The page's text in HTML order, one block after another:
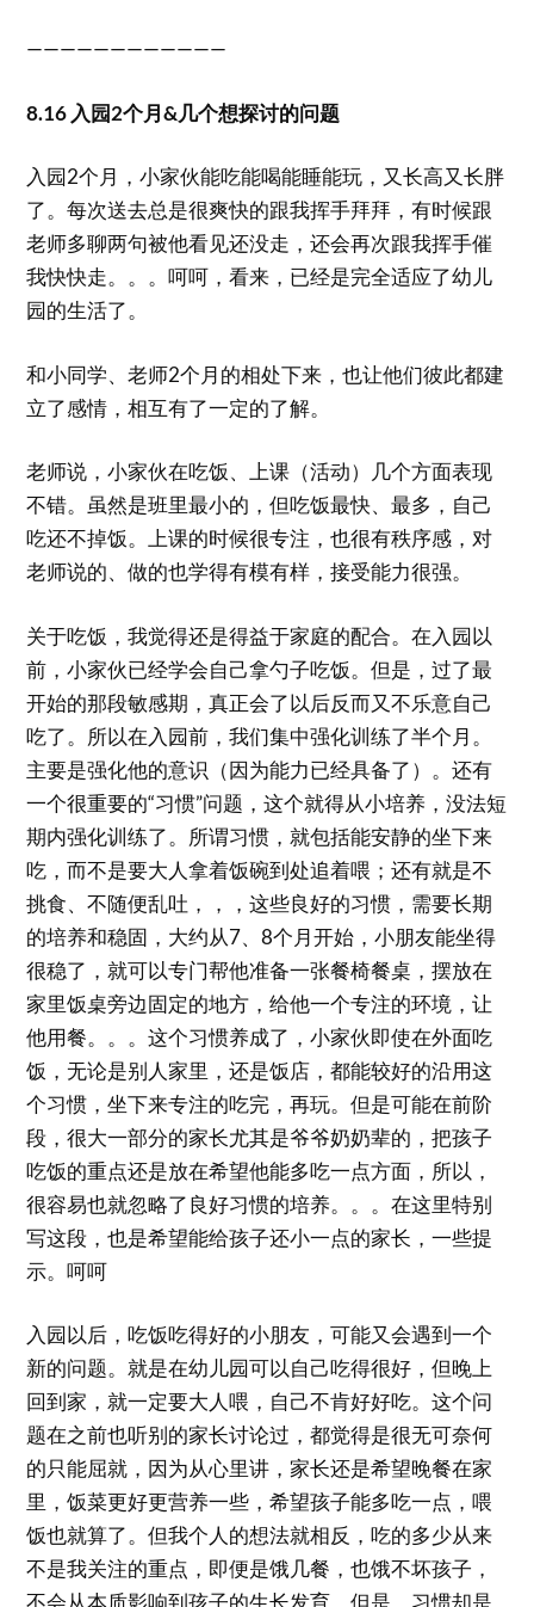
————————————
8.16 入园2个月&几个想探讨的问题
入园2个月，小家伙能吃能喝能睡能玩，又长高又长胖
了。每次送去总是很爽快的跟我挥手拜拜，有时候跟
老师多聊两句被他看见还没走，还会再次跟我挥手催
我快快走。。。呵呵，看来，已经是完全适应了幼儿
园的生活了。
和小同学、老师2个月的相处下来，也让他们彼此都建
立了感情，相互有了一定的了解。
老师说，小家伙在吃饭、上课（活动）几个方面表现
不错。虽然是班里最小的，但吃饭最快、最多，自己
吃还不掉饭。上课的时候很专注，也很有秩序感，对
老师说的、做的也学得有模有样，接受能力很强。
关于吃饭，我觉得还是得益于家庭的配合。在入园以
前，小家伙已经学会自己拿勺子吃饭。但是，过了最
开始的那段敏感期，真正会了以后反而又不乐意自己
吃了。所以在入园前，我们集中强化训练了半个月。
主要是强化他的意识（因为能力已经具备了）。还有
一个很重要的“习惯”问题，这个就得从小培养，没法短
期内强化训练了。所谓习惯，就包括能安静的坐下来
吃，而不是要大人拿着饭碗到处追着喂；还有就是不
挑食、不随便乱吐，，，这些良好的习惯，需要长期
的培养和稳固，大约从7、8个月开始，小朋友能坐得
很稳了，就可以专门帮他准备一张餐椅餐桌，摆放在
家里饭桌旁边固定的地方，给他一个专注的环境，让
他用餐。。。这个习惯养成了，小家伙即使在外面吃
饭，无论是别人家里，还是饭店，都能较好的沿用这
个习惯，坐下来专注的吃完，再玩。但是可能在前阶
段，很大一部分的家长尤其是爷爷奶奶辈的，把孩子
吃饭的重点还是放在希望他能多吃一点方面，所以，
很容易也就忽略了良好习惯的培养。。。在这里特别
写这段，也是希望能给孩子还小一点的家长，一些提
示。呵呵
入园以后，吃饭吃得好的小朋友，可能又会遇到一个
新的问题。就是在幼儿园可以自己吃得很好，但晚上
回到家，就一定要大人喂，自己不肯好好吃。这个问
题在之前也听别的家长讨论过，都觉得是很无可奈何
的只能屈就，因为从心里讲，家长还是希望晚餐在家
里，饭菜更好更营养一些，希望孩子能多吃一点，喂
饭也就算了。但我个人的想法就相反，吃的多少从来
不是我关注的重点，即便是饿几餐，也饿不坏孩子，
不会从本质影响到孩子的生长发育。但是，习惯却是